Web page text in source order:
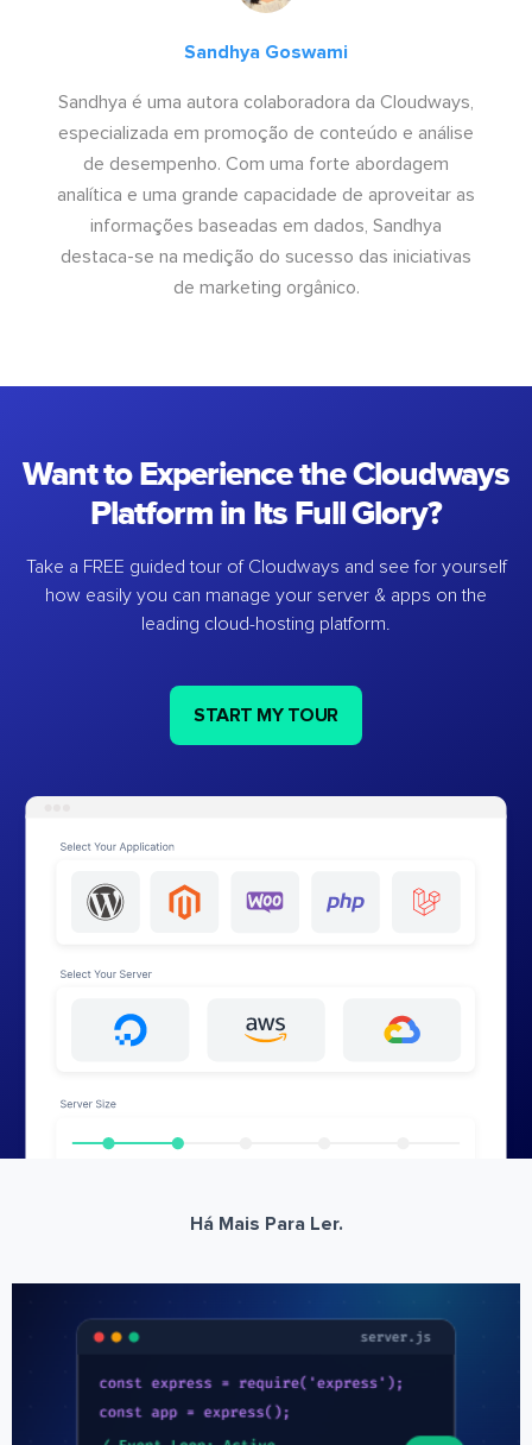
Sandhya Goswami
Sandhya é uma autora colaboradora da Cloudways,
especializada em promoção de conteúdo e análise
de desempenho. Com uma forte abordagem
analítica e uma grande capacidade de aproveitar as
informações baseadas em dados, Sandhya
destaca-se na medição do sucesso das iniciativas
de marketing orgânico.
Want to Experience the Cloudways
Platform in Its Full Glory?
Take a FREE guided tour of Cloudways and see for yourself
how easily you can manage your server & apps on the
leading cloud-hosting platform.
START MY TOUR
Há Mais Para Ler.